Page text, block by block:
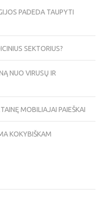
PADEDA TAUPYTI
SEKTORIUS?
NUO VIRUSŲ IR
MOBILIAJAI PAIEŠKAI
KOKYBIŠKAM